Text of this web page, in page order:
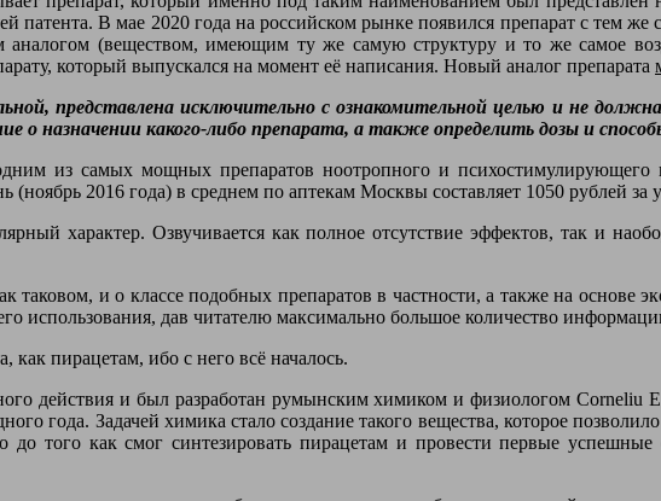
патента. В мае 2020 года на российском рынке появился препарат с тем
(веществом, имеющим ту же самую структуру и то же самое
который выпускался на момент её написания. Новый аналог препарата
представлена исключительно с ознакомительной целью и не
о назначении какого-либо препарата, а также определить дозы и
из самых мощных препаратов ноотропного и психостимулирующего
2016 года) в среднем по аптекам Москвы составляет 1050 рублей за
характер. Озвучивается как полное отсутствие эффектов, так и
и о классе подобных препаратов в частности, а также на основе
использования, дав читателю максимально большое количество
как пирацетам, ибо с него всё началось.
действия и был разработан румынским химиком и физиологом Corneliu
года. Задачей химика стало создание такого вещества, которое
до того как смог синтезировать пирацетам и провести первые